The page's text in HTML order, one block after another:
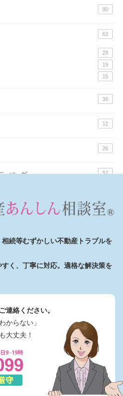
90
63
28
19
15
36
12
26
ィング 57
のサービス 40
1
4
8
続等むずかしい不動産トラブルを
く、丁寧に対応。適格な解決策を
連絡ください。
からない」
大丈夫！